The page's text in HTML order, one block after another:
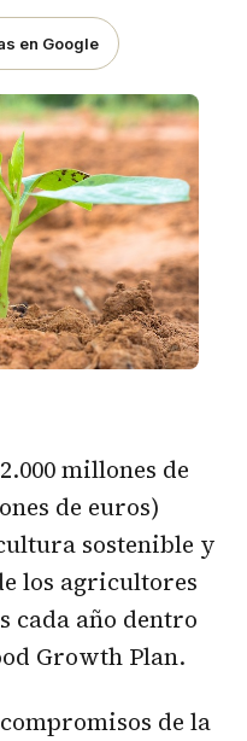
en Google
millones de
de euros)
sostenible y
los agricultores
cada año dentro
Growth Plan.
de la